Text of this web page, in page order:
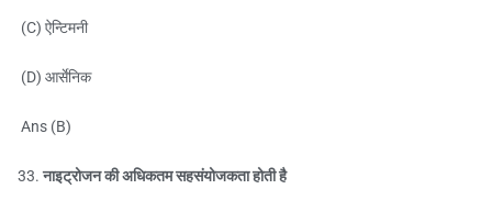
(C) ऐन्टिमनी
(D) आर्सेनिक
Ans (B)
नाइट्रोजन की अधिकतम सहसंयोजकता होती है